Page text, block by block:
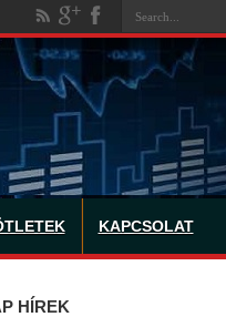
KAPCSOLAT
HÍREK